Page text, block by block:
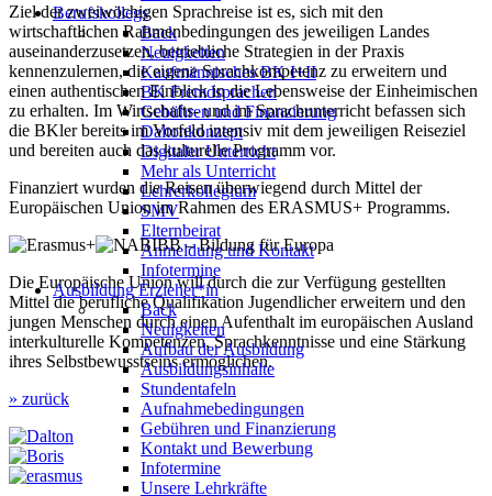
Berufskollegs
Back
Neuigkeiten
Kaufmännisches BK I+II
BK Fremdsprachen
Gebühren und Finanzierung
Daltonkonzept
Digitaler Unterricht
Mehr als Unterricht
Lehrerkollegium
SMV
Elternbeirat
Anmeldung und Kontakt
Infotermine
Ausbildung Erzieher*in
Back
Neuigkeiten
Aufbau der Ausbildung
Ausbildungsinhalte
Stundentafeln
Aufnahmebedingungen
Gebühren und Finanzierung
Kontakt und Bewerbung
Infotermine
Unsere Lehrkräfte
Ziel der zweiwöchigen Sprachreise ist es, sich mit den
wirtschaftlichen Rahmenbedingungen des jeweiligen Landes
auseinanderzusetzen, betriebliche Strategien in der Praxis
kennenzulernen, die eigene Sprachkompetenz zu erweitern und
einen authentischen Einblick in die Lebensweise der Einheimischen
zu erhalten. Im Wirtschafts- und im Sprachunterricht befassen sich
die BKler bereits im Vorfeld intensiv mit dem jeweiligen Reiseziel
und bereiten auch das kulturelle Programm vor.
Finanziert wurden die Reisen überwiegend durch Mittel der
Europäischen Union im Rahmen des ERASMUS+ Programms.
Die Europäische Union will durch die zur Verfügung gestellten
Mittel die berufliche Qualifikation Jugendlicher erweitern und den
jungen Menschen durch einen Aufenthalt im europäischen Ausland
interkulturelle Kompetenzen, Sprachkenntnisse und eine Stärkung
ihres Selbstbewusstseins ermöglichen.
» zurück